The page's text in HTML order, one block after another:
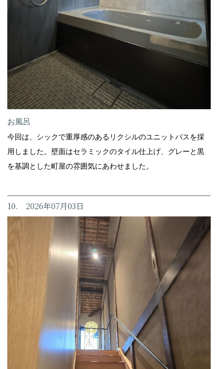
お風呂
今回は、シックで重厚感のあるリクシルのユニットパスを採
用しました。壁面はセラミックのタイル仕上げ、グレーと黒
を基調とした町屋の雰囲気にあわせました。
10. 2026年07月03日